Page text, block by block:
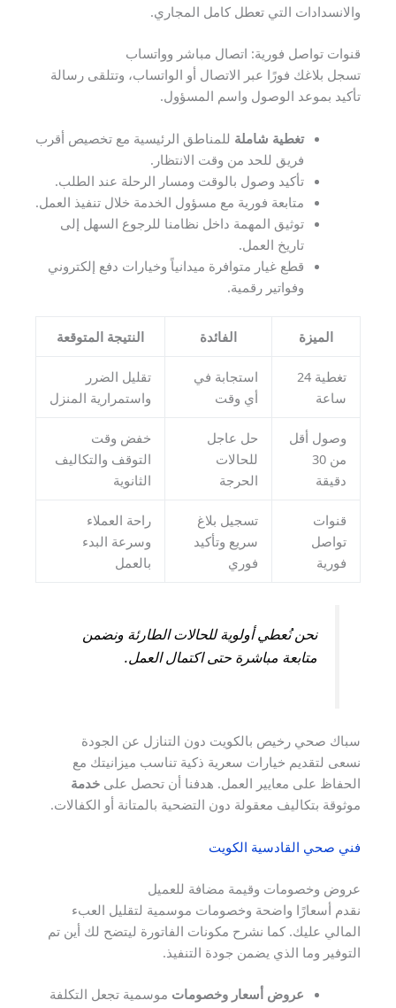
والانسدادات التي تعطل كامل المجاري.
قنوات تواصل فورية: اتصال مباشر وواتساب
تسجل بلاغك فورًا عبر الاتصال أو الواتساب، وتتلقى رسالة
تأكيد بموعد الوصول واسم المسؤول.
تغطية شاملة للمناطق الرئيسية مع تخصيص أقرب
فريق للحد من وقت الانتظار.
تأكيد وصول بالوقت ومسار الرحلة عند الطلب.
متابعة فورية مع مسؤول الخدمة خلال تنفيذ العمل.
توثيق المهمة داخل نظامنا للرجوع السهل إلى
تاريخ العمل.
قطع غيار متوافرة ميدانياً وخيارات دفع إلكتروني
وفواتير رقمية.
الميزة الفائدة النتيجة المتوقعة
تغطية 24
ساعة
استجابة في
أي وقت
تقليل الضرر
واستمرارية المنزل
وصول أقل
من 30
دقيقة
حل عاجل
للحالات
الحرجة
خفض وقت
التوقف والتكاليف
الثانوية
قنوات
تواصل
فورية
تسجيل بلاغ
سريع وتأكيد
فوري
راحة العملاء
وسرعة البدء
بالعمل
نحن نُعطي أولوية للحالات الطارئة ونضمن
متابعة مباشرة حتى اكتمال العمل.
سباك صحي رخيص بالكويت دون التنازل عن الجودة
نسعى لتقديم خيارات سعرية ذكية تناسب ميزانيتك مع
الحفاظ على معايير العمل. هدفنا أن تحصل على خدمة
موثوقة بتكاليف معقولة دون التضحية بالمتانة أو الكفالات.
فني صحي القادسية الكويت
عروض وخصومات وقيمة مضافة للعميل
نقدم أسعارًا واضحة وخصومات موسمية لتقليل العبء
المالي عليك. كما نشرح مكونات الفاتورة ليتضح لك أين تم
التوفير وما الذي يضمن جودة التنفيذ.
عروض أسعار وخصومات موسمية تجعل التكلفة